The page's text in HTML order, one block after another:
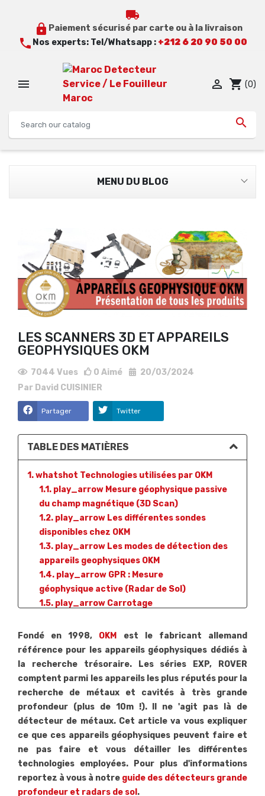
local_shipping
lock Paiement sécurisé par carte ou à la livraison
call Nos experts: Tel/Whatsapp : +212 6 20 90 50 00


 shopping_cart (0)
MENU DU BLOG
LES SCANNERS 3D ET APPAREILS
GEOPHYSIQUES OKM
7044 Vues 0 Aimé
20/03/2024
Par David CUISINIER
Partager Twitter
TABLE DES MATIÈRES
1. whatshot Technologies utilisées par OKM
1.1. play_arrow Mesure géophysique passive
du champ magnétique (3D Scan)
1.2. play_arrow Les différentes sondes
disponibles chez OKM
1.3. play_arrow Les modes de détection des
appareils geophysiques OKM
1.4. play_arrow GPR : Mesure
géophysique active (Radar de Sol)
1.5. play_arrow Carrotage
1.6. play_arrow Détection de métaux VLF
1.7. play_arrow Détection de métaux
Induction Pulsée (PI)
2. whatshot Appareils géophysiques FUSION
2.1. thumb_up FUSION LITE : l'appareil
géophysique le moins onéreux !
2.1.1. Les add_circledu FUSION LITE
3. whatshot Appareils Geophysique ROVER
3.1. thumb_up ROVER UC : l'appareil
géophysique le plus discret
3.1.1. Les add_circledu ROVER UC
4. whatshot Les appareils géophysiques EXP
Fondé en 1998, OKM
est le fabricant allemand
référence pour les appareils géophysiques dédiés à
la recherche trésoraire. Les séries EXP, ROVER
comptent parmi les appareils les plus réputés pour la
recherche de métaux et cavités à très grande
profondeur (plus de 10m !). Il ne 'agit pas là de
détecteur de métaux. Cet article va vous expliquer
ce que ces appareils géophysiques peuvent faire et
ne pas faire et vous détailler les différentes
technologies employées. Pour plus d'informations
reportez à vous à notre guide des détecteurs grande
profondeur et radars de sol .